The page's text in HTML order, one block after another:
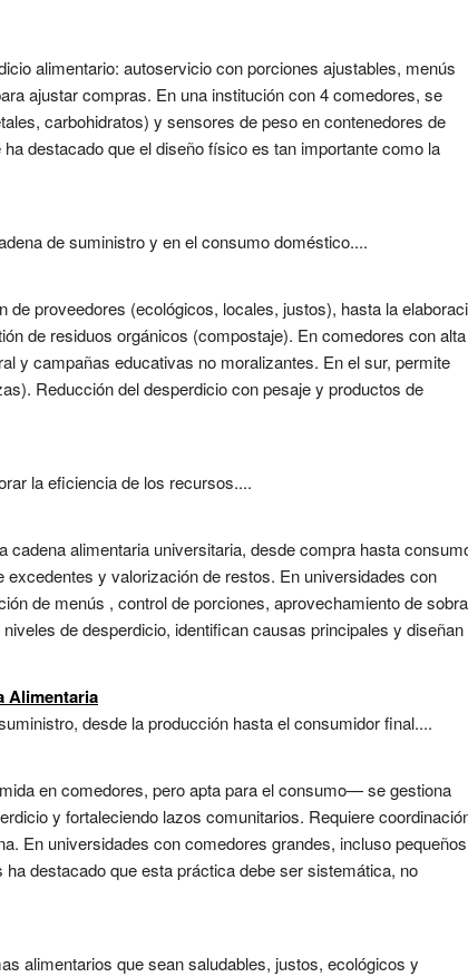
alimentario: autoservicio con porciones ajustables, menús
ajustar compras. En una institución con 4 comedores, se
carbohidratos) y sensores de peso en contenedores de
destacado que el diseño físico es tan importante como la
de suministro y en el consumo doméstico....
proveedores (ecológicos, locales, justos), hasta la
de residuos orgánicos (compostaje). En comedores con alta
y campañas educativas no moralizantes. En el sur, permite
Reducción del desperdicio con pesaje y productos de
la eficiencia de los recursos....
alimentaria universitaria, desde compra hasta
y valorización de restos. En universidades con
de menús , control de porciones, aprovechamiento de
de desperdicio, identifican causas principales y diseñan
Alimentaria
desde la producción hasta el consumidor final....
en comedores, pero apta para el consumo— se gestiona
y fortaleciendo lazos comunitarios. Requiere
En universidades con comedores grandes, incluso pequeños
destacado que esta práctica debe ser sistemática, no
alimentarios que sean saludables, justos, ecológicos y